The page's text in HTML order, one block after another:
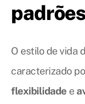
O estilo de vida
caracterizado
flexibilidade e